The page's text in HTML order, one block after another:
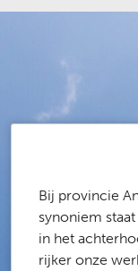
Bij provincie
synoniem
in het
rijker onze